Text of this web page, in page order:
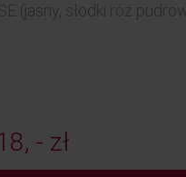
(jasny, słodki róż
- zł